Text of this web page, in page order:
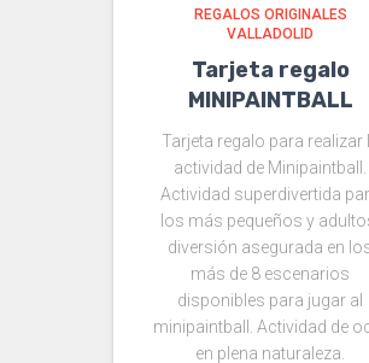
REGALOS ORIGINALES
VALLADOLID
Tarjeta regalo
MINIPAINTBALL
Tarjeta regalo para realizar
actividad de Minipaintball.
Actividad superdivertida
los más pequeños y
diversión asegurada en
más de 8 escenarios
disponibles para jugar al
minipaintball. Actividad de
en plena naturaleza.